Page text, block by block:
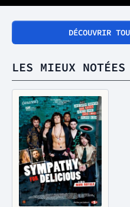
DÉCOUVRIR
LES MIEUX NOTÉES